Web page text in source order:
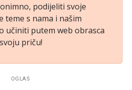
podijeliti svoje
teme s nama i našim
učiniti putem web obrasca
priču!
OGLAS